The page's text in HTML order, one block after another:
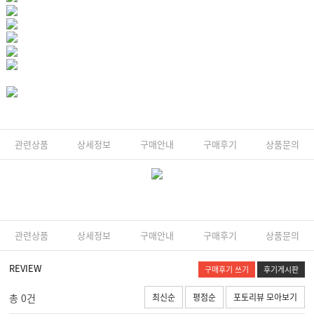
관련상품 상세정보 구매안내 구매후기 상품문의
관련상품 상세정보 구매안내 구매후기 상품문의
REVIEW 구매후기 쓰기 후기게시판
총 0건 최신순 평점순 포토리뷰 모아보기